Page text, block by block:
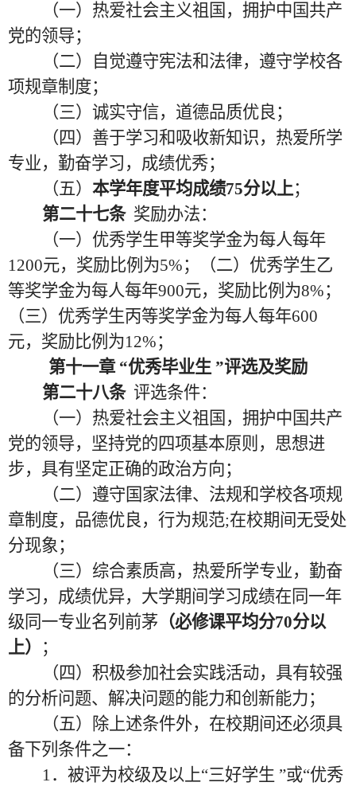
（一）热爱社会主义祖国，拥护中国共产
党的领导；
（二）自觉遵守宪法和法律，遵守学校各
项规章制度；
（三）诚实守信，道德品质优良；
（四）善于学习和吸收新知识，热爱所学
专业，勤奋学习，成绩优秀；
（五） 本学年度平均成绩75分以上；
第二十七条 奖励办法：
（一）优秀学生甲等奖学金为每人每年
1200元，奖励比例为5%；（二）优秀学生乙
等奖学金为每人每年900元，奖励比例为8%；
（三）优秀学生丙等奖学金为每人每年600
元，奖励比例为12%；
第十一章 “优秀毕业生 ”评选及奖励
第二十八条 评选条件：
（一）热爱社会主义祖国，拥护中国共产
党的领导，坚持党的四项基本原则，思想进
步，具有坚定正确的政治方向；
（二）遵守国家法律、法规和学校各项规
章制度，品德优良，行为规范;在校期间无受处
分现象；
（三）综合素质高，热爱所学专业，勤奋
学习，成绩优异，大学期间学习成绩在同一年
级同一专业名列前茅 （必修课平均分70分以
上）
；
（四）积极参加社会实践活动，具有较强
的分析问题、解决问题的能力和创新能力；
（五）除上述条件外，在校期间还必须具
备下列条件之一：
1．被评为校级及以上“三好学生 ”或“优秀